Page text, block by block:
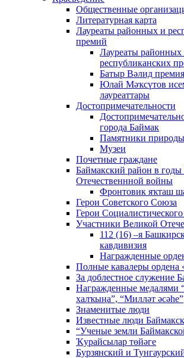
Общественные
Литературная карта
Лауреаты районных и
премий
Лауреаты районных
республиканских
Батыр Вәлид
Юлай Мәҡсүтов
лауреаттары
Достопримечательности
города Баймак
Памятники природы
Музеи
Почетные граждане
Баймакский район в годы
Отечественнной войны
Фронтовик яҡташ
Герои Советского Союза
Герои Социалистического
Участники Великой
112 (16) –я
кавдивизия
Награжденные
Полные кавалеры ордена
За доблестное служение
Награжденные медалями
халҡыңа”, “Милләт әсәһе”
Знаменитые люди
Известные люди
“Ученые земли
Ҡурайсылар төйәге
Бурзянский и